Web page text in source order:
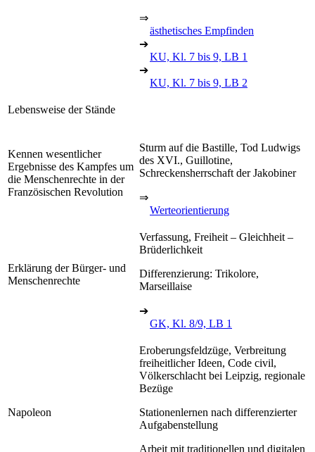
⇒
ästhetisches Empfinden
➔
KU, Kl. 7 bis 9, LB 1
➔
KU, Kl. 7 bis 9, LB 2
Lebensweise der Stände
Kennen wesentlicher
Ergebnisse des Kampfes um
die Menschenrechte in der
Französischen Revolution
Sturm auf die Bastille, Tod Ludwigs
des XVI., Guillotine,
Schreckensherrschaft der Jakobiner
⇒
Werteorientierung
Erklärung der Bürger- und
Menschenrechte
Verfassung, Freiheit – Gleichheit –
Brüderlichkeit
Differenzierung: Trikolore,
Marseillaise
➔
GK, Kl. 8/9, LB 1
Napoleon
Eroberungsfeldzüge, Verbreitung
freiheitlicher Ideen, Code civil,
Völkerschlacht bei Leipzig, regionale
Bezüge
Stationenlernen nach differenzierter
Aufgabenstellung
Arbeit mit traditionellen und digitalen